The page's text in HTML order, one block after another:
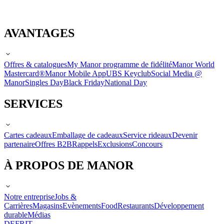
AVANTAGES
Offres & cataloguesMy Manor programme de fidélitéManor World
Mastercard®Manor Mobile AppUBS KeyclubSocial Media @
ManorSingles DayBlack FridayNational Day
SERVICES
Cartes cadeauxEmballage de cadeauxService rideauxDevenir
partenaireOffres B2BRappelsExclusionsConcours
À PROPOS DE MANOR
Notre entrepriseJobs &
CarrièresMagasinsEvènementsFoodRestaurantsDéveloppement
durableMédias